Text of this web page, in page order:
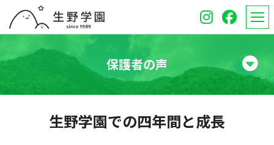
学校紹介
高等学校
保護者の声
生野学園での四年間と成長